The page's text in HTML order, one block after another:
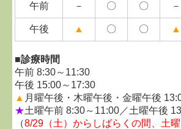
午前 － 〇 〇 －
午後 ▲ 〇 〇 ▲
■診療時間
午前 8:30～11:30
午後 15:00～17:30
▲ 月曜午後・木曜午後・金曜午後
★土曜午前 8:30～11:00／土曜午後
（8/29（土）からしばらくの間、土